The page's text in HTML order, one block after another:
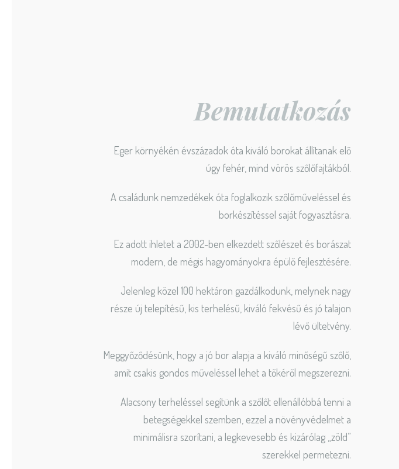
Bemutatkozás
Eger környékén évszázadok óta kiváló borokat állítanak elő
úgy fehér, mind vörös szőlőfajtákból.
A családunk nemzedékek óta foglalkozik szőlőműveléssel és
borkészítéssel saját fogyasztásra.
Ez adott ihletet a 2002-ben elkezdett szőlészet és borászat
modern, de mégis hagyományokra épülő fejlesztésére.
Jelenleg közel 100 hektáron gazdálkodunk, melynek nagy
része új telepítésű, kis terhelésű, kiváló fekvésű és jó talajon
lévő ültetvény.
Meggyőződésünk, hogy a jó bor alapja a kiváló minőségű szőlő,
amit csakis gondos műveléssel lehet a tőkéről megszerezni.
Alacsony terheléssel segítünk a szőlőt ellenállóbbá tenni a
betegségekkel szemben, ezzel a növényvédelmet a
minimálisra szorítani, a legkevesebb és kizárólag „zöld”
szerekkel permetezni.